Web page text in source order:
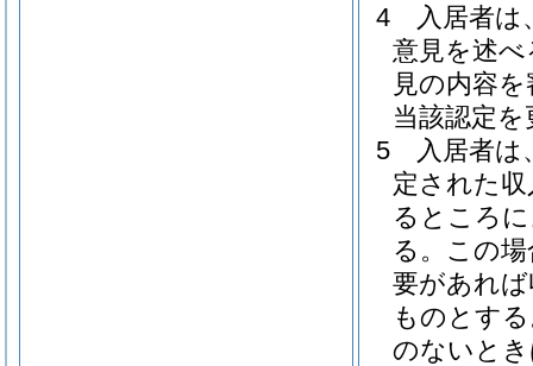
4
入居者は
意見を述
見の内容
当該認定
5
入居者は
定された
るところ
る。 この
要があれ
ものとす
のないと